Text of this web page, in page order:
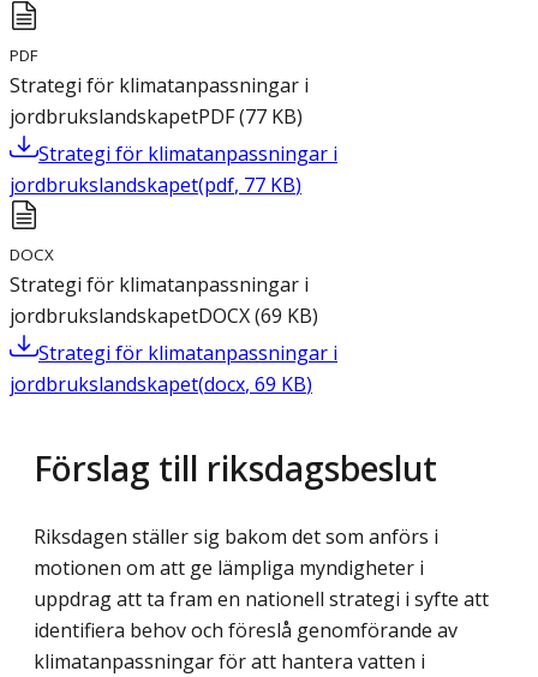
PDF
Strategi för klimatanpassningar i
jordbrukslandskapetPDF(77 KB)
Strategi för klimatanpassningar i
jordbrukslandskapet(pdf, 77 KB)
DOCX
Strategi för klimatanpassningar i
jordbrukslandskapetDOCX(69 KB)
Strategi för klimatanpassningar i
jordbrukslandskapet(docx, 69 KB)
Förslag till riksdagsbeslut
Riksdagen ställer sig bakom det som anförs i
motionen om att ge lämpliga myndigheter i
uppdrag att ta fram en nationell strategi i syfte att
identifiera behov och föreslå genomförande av
klimatanpassningar för att hantera vatten i